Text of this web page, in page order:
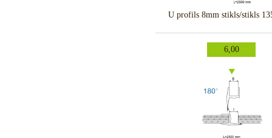
U profils 8mm stikls/stikls
6,00